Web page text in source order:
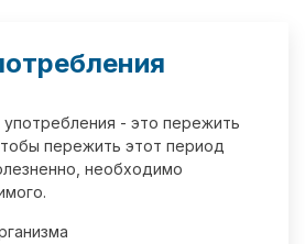
употребления - это пережить
пережить этот период
необходимо